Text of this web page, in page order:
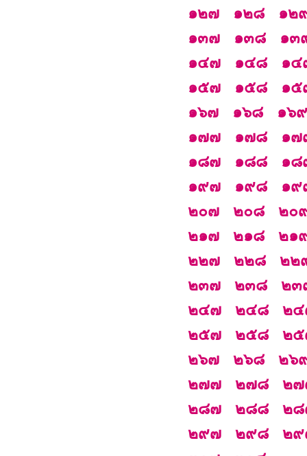
๑๒๗
๑๒๘
๑๒
๑๓๗
๑๓๘
๑๓
๑๔๗
๑๔๘
๑๔
๑๕๗
๑๕๘
๑๕
๑๖๗
๑๖๘
๑๖๙
๑๗๗
๑๗๘
๑๗
๑๘๗
๑๘๘
๑๘
๑๙๗
๑๙๘
๑๙
๒๐๗
๒๐๘
๒๐
๒๑๗
๒๑๘
๒๑
๒๒๗
๒๒๘
๒๒
๒๓๗
๒๓๘
๒๓
๒๔๗
๒๔๘
๒
๒๕๗
๒๕๘
๒
๒๖๗
๒๖๘
๒๖
๒๗๗
๒๗๘
๒
๒๘๗
๒๘๘
๒
๒๙๗
๒๙๘
๒